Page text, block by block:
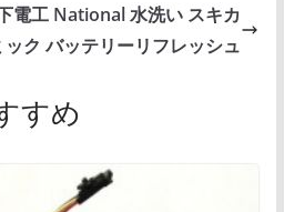
電工 National 水洗い スキカ
ック バッテリーリフレッシュ
すめ